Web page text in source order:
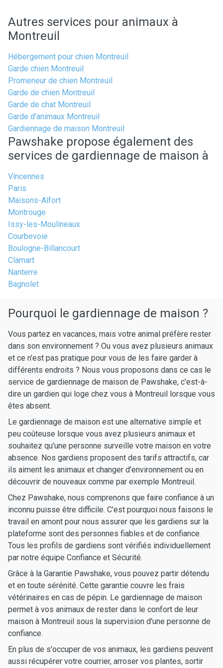
Autres services pour animaux à
Montreuil
Hébergement pour chien Montreuil
Garde chien Montreuil
Promeneur de chien Montreuil
Garde de chien Montreuil
Garde de chat Montreuil
Garde d'animaux Montreuil
Gardiennage de maison Montreuil
Pawshake propose également des
services de gardiennage de maison à
Vincennes
Paris
Maisons-Alfort
Montrouge
Issy-les-Moulineaux
Courbevoie
Boulogne-Billancourt
Clamart
Nanterre
Bagnolet
Pourquoi le gardiennage de maison ?
Vous partez en vacances, mais votre animal préfère rester
dans son environnement ? Ou vous avez plusieurs animaux
et ce n'est pas pratique pour vous de les faire garder à
différents endroits ? Nous vous proposons dans ce cas le
service de gardiennage de maison de Pawshake, c'est-à-
dire un gardien qui loge chez vous à Montreuil lorsque vous
êtes absent.
Le gardiennage de maison est une alternative simple et
peu coûteuse lorsque vous avez plusieurs animaux et
souhaitez qu'une personne surveille votre maison en votre
absence. Nos gardiens proposent des tarifs attractifs, car
ils aiment les animaux et changer d'environnement ou en
découvrir de nouveaux comme par exemple Montreuil.
Chez Pawshake, nous comprenons que faire confiance à un
inconnu puisse être difficile. C'est pourquoi nous faisons le
travail en amont pour nous assurer que les gardiens sur la
plateforme sont des personnes fiables et de confiance.
Tous les profils de gardiens sont vérifiés individuellement
par notre équipe Confiance et Sécurité.
Grâce à la Garantie Pawshake, vous pouvez partir détendu
et en toute sérénité. Cette garantie couvre les frais
vétérinaires en cas de pépin. Le gardiennage de maison
permet à vos animaux de rester dans le confort de leur
maison à Montreuil sous la supervision d'une personne de
confiance.
En plus de s'occuper de vos animaux, les gardiens peuvent
aussi récupérer votre courrier, arroser vos plantes, sortir